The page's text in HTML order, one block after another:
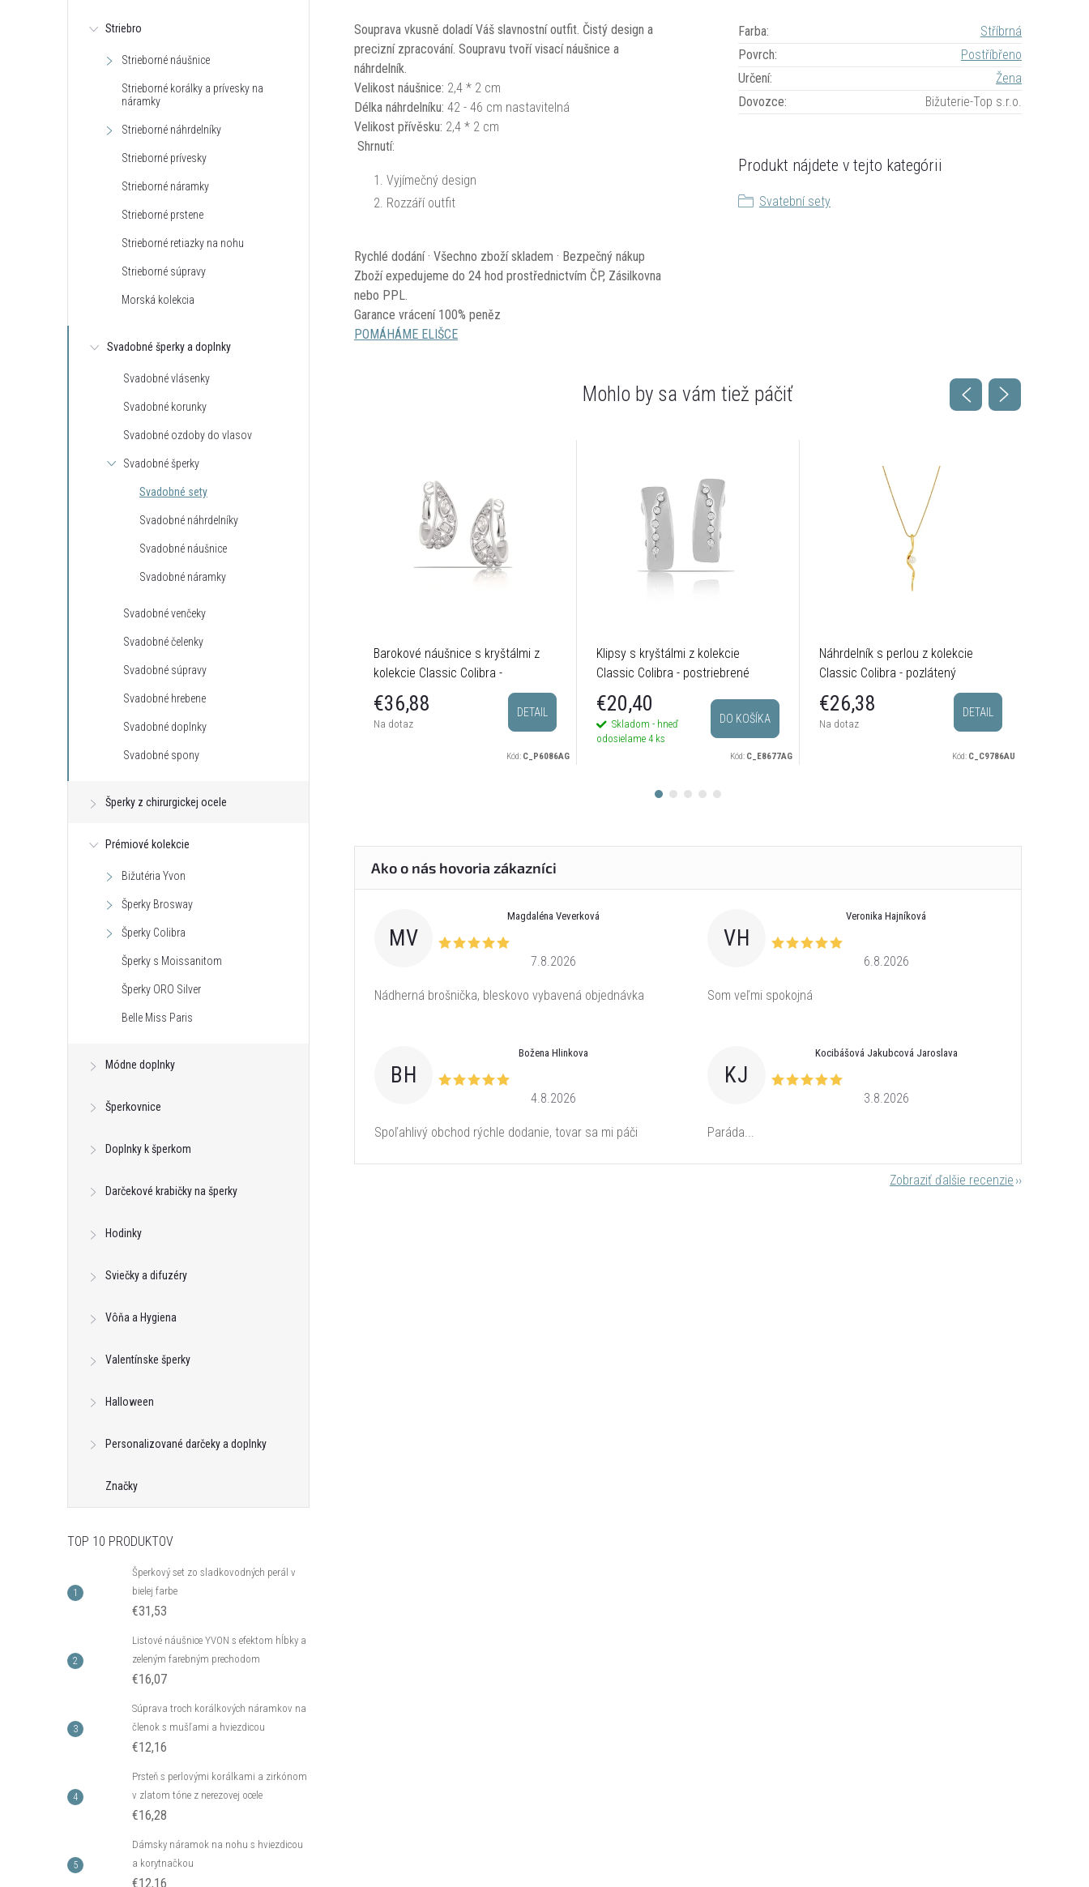
Striebro
Strieborné náušnice
Strieborné korálky a prívesky na
náramky
Strieborné náhrdelníky
Strieborné prívesky
Strieborné náramky
Strieborné prstene
Strieborné retiazky na nohu
Strieborné súpravy
Morská kolekcia
Svadobné šperky a doplnky
Svadobné vlásenky
Svadobné korunky
Svadobné ozdoby do vlasov
Svadobné šperky
Svadobné sety
Svadobné náhrdelníky
Svadobné náušnice
Svadobné náramky
Svadobné venčeky
Svadobné čelenky
Svadobné súpravy
Svadobné hrebene
Svadobné doplnky
Svadobné spony
Šperky z chirurgickej ocele
Prémiové kolekcie
Bižutéria Yvon
Šperky Brosway
Šperky Colibra
Šperky s Moissanitom
Šperky ORO Silver
Belle Miss Paris
Módne doplnky
Šperkovnice
Doplnky k šperkom
Darčekové krabičky na šperky
Hodinky
Sviečky a difuzéry
Vôňa a Hygiena
Valentínske šperky
Halloween
Personalizované darčeky a doplnky
Značky
TOP 10 PRODUKTOV
Šperkový set zo sladkovodných perál v
bielej farbe
€31,53
Listové náušnice YVON s efektom hĺbky a
zeleným farebným prechodom
€16,07
Súprava troch korálkových náramkov na
členok s mušľami a hviezdicou
€12,16
Prsteň s perlovými korálkami a zirkónom
v zlatom tóne z nerezovej ocele
€16,28
Dámsky náramok na nohu s hviezdicou
a korytnačkou
€12,16
Souprava vkusně doladí Váš slavnostní outfit. Čistý design a
precizní zpracování. Soupravu tvoří visací náušnice a
náhrdelník.
Velikost náušnice: 2,4 * 2 cm
Délka náhrdelníku: 42 - 46 cm nastavitelná
Velikost přívěsku: 2,4 * 2 cm
Shrnutí:
Vyjímečný design
Rozzáří outfit
Rychlé dodání · Všechno zboží skladem · Bezpečný nákup
Zboží expedujeme do 24 hod prostřednictvím ČP, Zásilkovna
nebo PPL.
Garance vrácení 100% peněz
POMÁHÁME ELIŠCE
Farba:
Stříbrná
Povrch:
Postříbřeno
Určení:
Žena
Dovozce: Bižuterie-Top s.r.o.
Produkt nájdete v tejto kategórii
Svatební sety
Klipsy s guličkou z kolekcie Classic
Colibra - postriebrené
€16,28
Skladom - hneď
Barokové náušnice s kryštálmi z
kolekcie Classic Colibra -
postriebrené
€36,88
Na dotaz
DETAIL
Kód: C_P6086AG
Klipsy s kryštálmi z kolekcie
Classic Colibra - postriebrené
€20,40
Skladom - hneď
odosielame 4 ks
DO KOŠÍKA
Kód: C_E8677AG
Náhrdelník s perlou z kolekcie
Classic Colibra - pozlátený
€26,38
Na dotaz
DETAIL
Kód: C_C9786AU
MV
Magdaléna Veverková
7.8.2026
Nádherná brošnička, bleskovo vybavená objednávka
VH
Veronika Hajníková
6.8.2026
Som veľmi spokojná
BH
Božena Hlinkova
4.8.2026
Spoľahlivý obchod rýchle dodanie, tovar sa mi páči
KJ
Kocibášová Jakubcová Jaroslava
3.8.2026
Paráda...
Zobraziť ďalšie recenzie